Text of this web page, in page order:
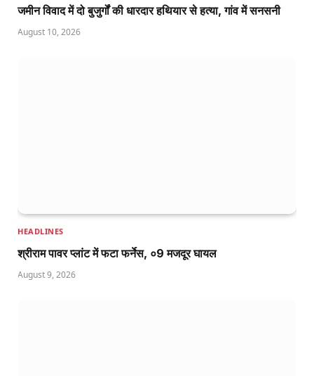
जमीन विवाद में दो बुजुर्गों की धारदार हथियार से हत्या, गांव में सनसनी
August 10, 2026
HEADLINES
श्रीराम पावर प्लांट में फटा फर्नेस, ०9 मजदूर घायल
August 9, 2026